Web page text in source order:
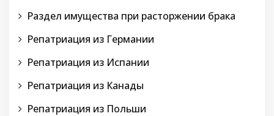
Раздел имущества при расторжении брака
Репатриация из Германии
Репатриация из Испании
Репатриация из Канады
Репатриация из Польши